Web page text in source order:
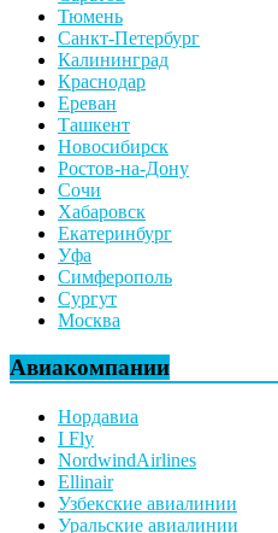
Тюмень
Санкт-Петербург
Калининград
Краснодар
Ереван
Ташкент
Новосибирск
Ростов-на-Дону
Сочи
Хабаровск
Екатеринбург
Уфа
Симферополь
Сургут
Москва
Авиакомпании
Нордавиа
I Fly
NordwindAirlines
Ellinair
Узбекские авиалинии
Уральские авиалинии